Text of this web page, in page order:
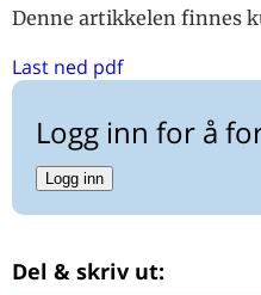
Metodebok i Hammerfes
Er kombilægen en
Helsestasjonen liv laga?
Primærlegetjeneste i U-
Allmennpraktikeren gjør
Denne artikkelen finnes
Last ned pdf
Logg inn for å
Logg inn
Del & skriv ut: